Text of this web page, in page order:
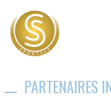
PARTENAIRES